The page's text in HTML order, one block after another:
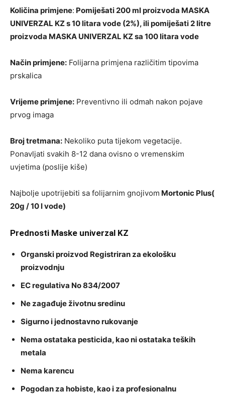
Količina primjene: Pomiješati 200 ml proizvoda MASKA
UNIVERZAL KZ s 10 litara vode (2%), ili pomiješati 2 litre
proizvoda MASKA UNIVERZAL KZ sa 100 litara vode
Način primjene: Folijarna primjena različitim tipovima
prskalica
Vrijeme primjene: Preventivno ili odmah nakon pojave
prvog imaga
Broj tretmana: Nekoliko puta tijekom vegetacije.
Ponavljati svakih 8-12 dana ovisno o vremenskim
uvjetima (poslije kiše)
Najbolje upotrijebiti sa folijarnim gnojivom Mortonic Plus(
20g / 10 l vode)
Prednosti Maske univerzal KZ
Organski proizvod Registriran za ekološku
proizvodnju
EC regulativa No 834/2007
Ne zagađuje životnu sredinu
Sigurno i jednostavno rukovanje
Nema ostataka pesticida, kao ni ostataka teških
metala
Nema karencu
Pogodan za hobiste, kao i za profesionalnu